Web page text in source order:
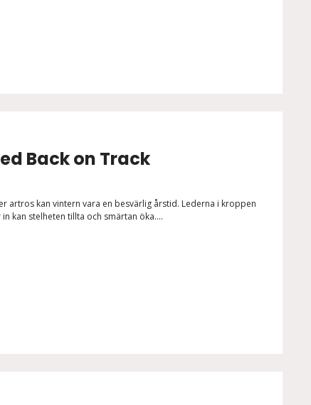
Back on Track
artros kan vintern vara en besvärlig årstid. Lederna i kroppen
kan stelheten tillta och smärtan öka....